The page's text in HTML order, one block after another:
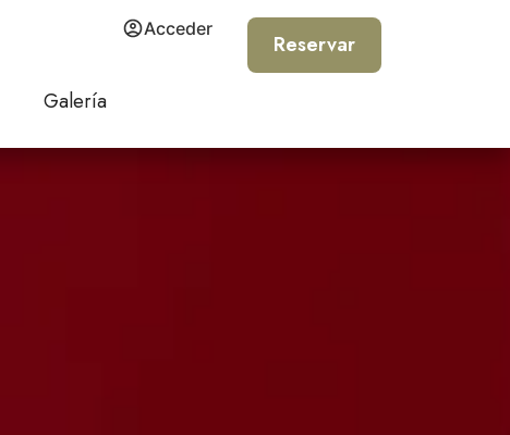
Acceder
Reservar
Galería